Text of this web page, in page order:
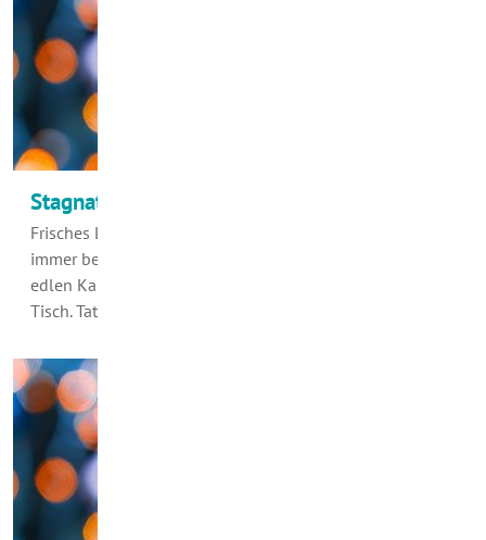
Stagnationswasser lieber laufen lassen
Frisches Leitungswasser als Begleiter zum Essen wird
immer beliebter. In einer modernen oder auch klassisch-
edlen Karaffe serviert, ist es eine Bereicherung für jeden
Tisch. Tatsächlich ist unser…